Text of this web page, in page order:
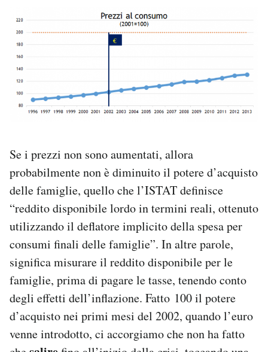
Se i prezzi non sono aumentati, allora
probabilmente non è diminuito il potere d’acquisto
delle famiglie, quello che l’ISTAT definisce
“reddito disponibile lordo in termini reali, ottenuto
utilizzando il deflatore implicito della spesa per
consumi finali delle famiglie”. In altre parole,
significa misurare il reddito disponibile per le
famiglie, prima di pagare le tasse, tenendo conto
degli effetti dell’inflazione. Fatto 100 il potere
d’acquisto nei primi mesi del 2002, quando l’euro
venne introdotto, ci accorgiamo che non ha fatto